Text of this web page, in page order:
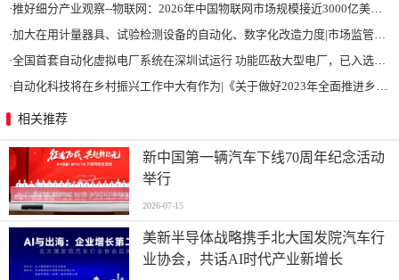
·推好细分产业观察--物联网：2026年中国物联网市场规模接近3000亿美元 智慧工厂、智慧城市、智慧电网等将占60%以上
·加大在用计量器具、试验检测设备的自动化、数字化改造力度|市场监管总局 工业和信息化部 关于促进企业计量能力提升的指导意见
·全国首套自动化虚拟电厂系统在深圳试运行 功能匹敌大型电厂，已入选国际典型案例
· 自动化科技将在乡村振兴工作中大有作为|《关于做好2023年全面推进乡村振兴重点工作的意见》发布
相关推荐
新中国第一辆汽车下线70周年纪念活动
举行
2026-07-15
美新半导体战略携手北大国发院汽车行
业协会，共话AI时代产业新增长